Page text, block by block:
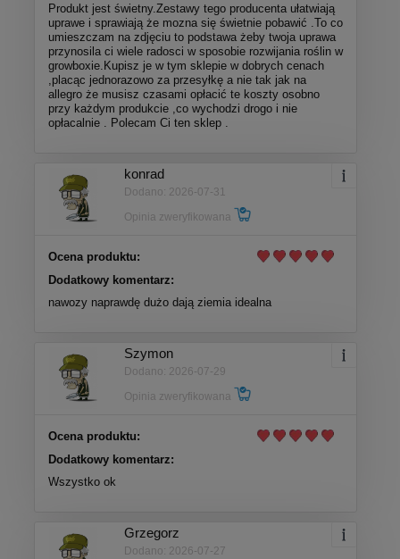
Produkt jest świetny.Zestawy tego producenta ułatwiają
uprawe i sprawiają że mozna się świetnie pobawić .To co
umieszczam na zdjęciu to podstawa żeby twoja uprawa
przynosila ci wiele radosci w sposobie rozwijania roślin w
growboxie.Kupisz je w tym sklepie w dobrych cenach
,placąc jednorazowo za przesyłkę a nie tak jak na
allegro że musisz czasami opłacić te koszty osobno
przy każdym produkcie ,co wychodzi drogo i nie
opłacalnie . Polecam Ci ten sklep .
konrad
Dodano: 2026-07-31
Opinia zweryfikowana
Ocena produktu:
Dodatkowy komentarz:
nawozy naprawdę dużo dają ziemia idealna
Szymon
Dodano: 2026-07-29
Opinia zweryfikowana
Ocena produktu:
Dodatkowy komentarz:
Wszystko ok
Grzegorz
Dodano: 2026-07-27